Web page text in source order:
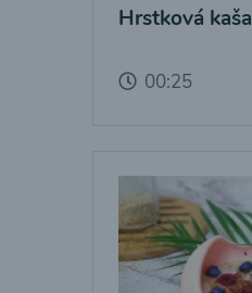
Hrstková kaša
00:25